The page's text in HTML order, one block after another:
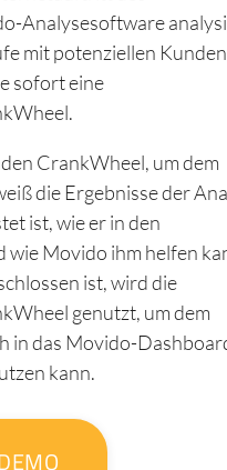
Analysesoftware
mit potenziellen Kunden
sofort eine
CrankWheel, um dem
die Ergebnisse der
ist, wie er in den
wie Movido ihm helfen
ist, wird die
genutzt, um dem
in das Movido-
kann.